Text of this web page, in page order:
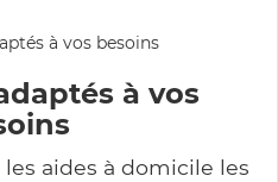
à vos
aides à domicile les